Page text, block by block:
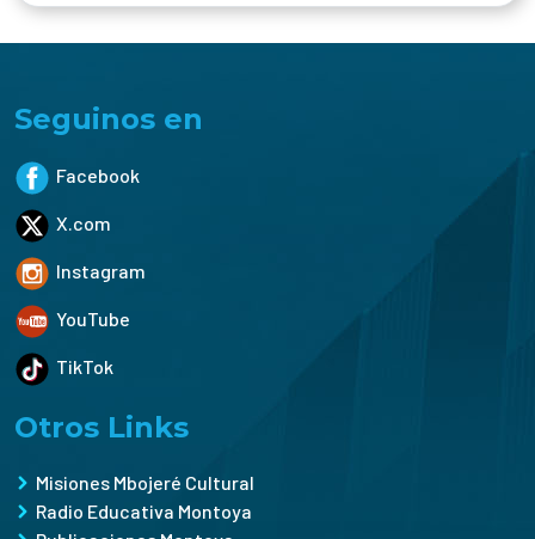
Seguinos en
Facebook
X.com
Instagram
YouTube
TikTok
Otros Links
Misiones Mbojeré Cultural
Radio Educativa Montoya